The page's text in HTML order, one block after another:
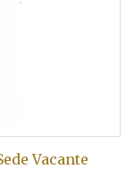
Vacante